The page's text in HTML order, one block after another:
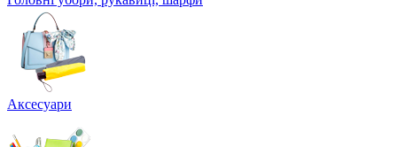
Аксесуари